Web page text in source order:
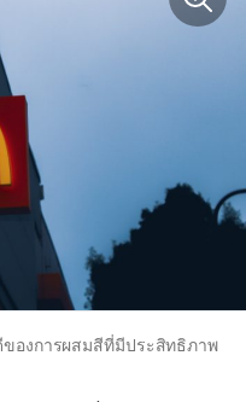
ของการผสมสีที่มีประสิทธิภาพ